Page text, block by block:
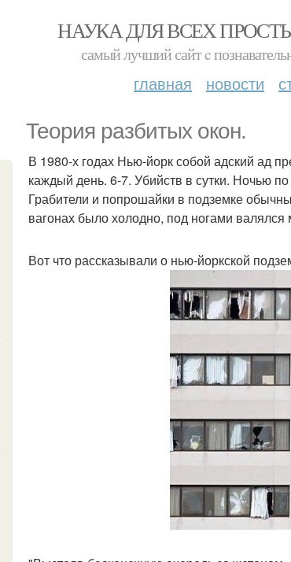
НАУКА ДЛЯ ВСЕХ
самый лучший сайт c
главная новости
Теория разбитых окон.
В 1980-х годах Нью-йорк собой адский ад
каждый день. 6-7. Убийств в сутки. Ночью
Грабители и попрошайки в подземке
вагонах было холодно, под ногами
Вот что рассказывали о нью-йоркской